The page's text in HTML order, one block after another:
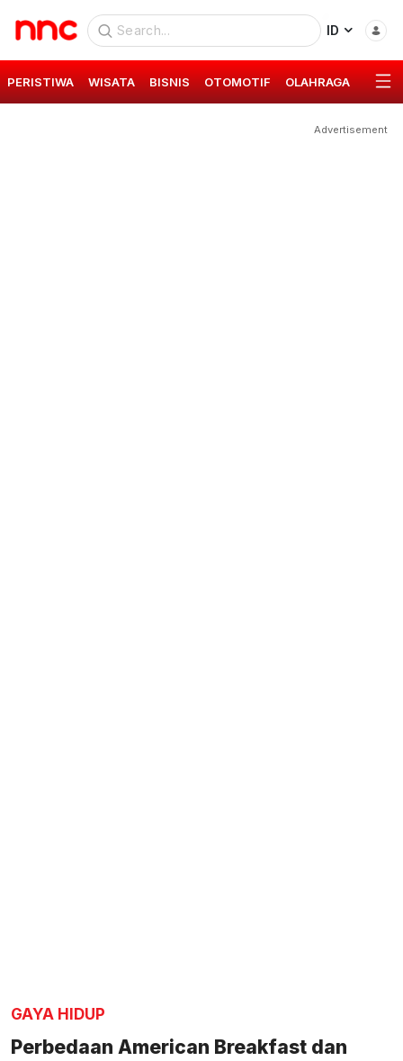
ID
PERISTIWA WISATA BISNIS OTOMOTIF OLAHRAGA GAYA
Advertisement
GAYA HIDUP
Perbedaan American Breakfast dan